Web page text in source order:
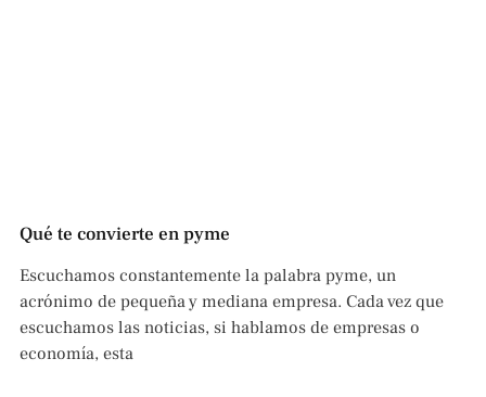
Qué te convierte en pyme
Escuchamos constantemente la palabra pyme, un
acrónimo de pequeña y mediana empresa. Cada vez que
escuchamos las noticias, si hablamos de empresas o
economía, esta